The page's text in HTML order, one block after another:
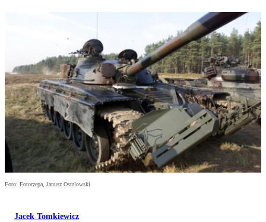
Foto: Fotorzepa, Janusz Ostalowski
Jacek Tomkiewicz